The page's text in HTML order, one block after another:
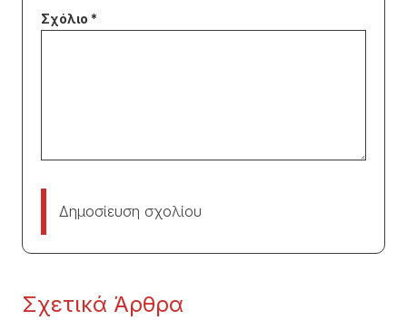
Δημοσίευση σχολίου
Σχετικά Άρθρα